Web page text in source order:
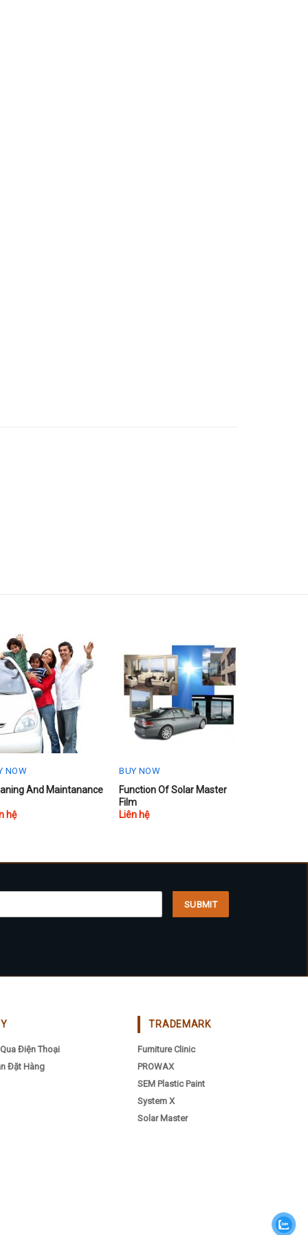
NOW
And Maintanance
hệ
BUY NOW
Function Of Solar Master
Film
Liên hệ
Điện Thoại
Đặt Hàng
TRADEMARK
Furniture Clinic
PROWAX
SEM Plastic Paint
System X
Solar Master